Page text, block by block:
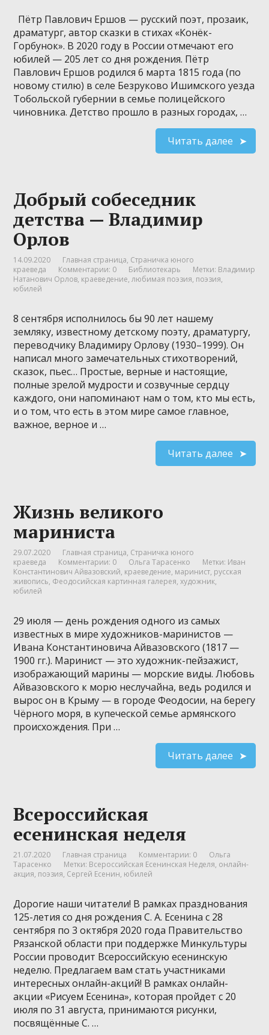
Пётр Павлович Ершов — русский поэт, прозаик,
драматург, автор сказки в стихах «Конёк-
Горбунок». В 2020 году в России отмечают его
юбилей — 205 лет со дня рождения. Пётр
Павлович Ершов родился 6 марта 1815 года (по
новому стилю) в селе Безруково Ишимского уезда
Тобольской губернии в семье полицейского
чиновника. Детство прошло в разных городах, …
Читать далее
Добрый собеседник
детства — Владимир
Орлов
14.09.2020 Главная страница, Страничка юного
краеведа
Комментарии: 0 Библиотекарь Метки: Владимир
Натанович Орлов, краеведение,любимая поэзия, поэзия,
юбилей
8 сентября исполнилось бы 90 лет нашему
земляку, известному детскому поэту, драматургу,
переводчику Владимиру Орлову (1930–1999). Он
написал много замечательных стихотворений,
сказок, пьес… Простые, верные и настоящие,
полные зрелой мудрости и созвучные сердцу
каждого, они напоминают нам о том, кто мы есть,
и о том, что есть в этом мире самое главное,
важное, верное и …
Читать далее
Жизнь великого
мариниста
29.07.2020 Главная страница, Страничка юного
краеведа
Комментарии: 0 Ольга Тарасенко Метки: Иван
Константинович Айвазовский, краеведение, маринист, русская
живопись, Феодосийская картинная галерея,художник,
юбилей
29 июля — день рождения одного из самых
известных в мире художников-маринистов —
Ивана Константиновича Айвазовского (1817 —
1900 гг.). Маринист — это художник-пейзажист,
изображающий марины — морские виды. Любовь
Айвазовского к морю неслучайна, ведь родился и
вырос он в Крыму — в городе Феодосии, на берегу
Чёрного моря, в купеческой семье армянского
происхождения. При …
Читать далее
Всероссийская
есенинская неделя
21.07.2020 Главная страница Комментарии: 0
Ольга
Тарасенко
Метки: Всероссийская Есенинская Неделя, онлайн-
акция, поэзия, Сергей Есенин, юбилей
Дорогие наши читатели! В рамках празднования
125-летия со дня рождения С. А. Есенина с 28
сентября по 3 октября 2020 года Правительство
Рязанской области при поддержке Минкультуры
России проводит Всероссийскую есенинскую
неделю. Предлагаем вам стать участниками
интересных онлайн-акций! В рамках онлайн-
акции «Рисуем Есенина», которая пройдет с 20
июля по 31 августа, принимаются рисунки,
посвящённые С. …